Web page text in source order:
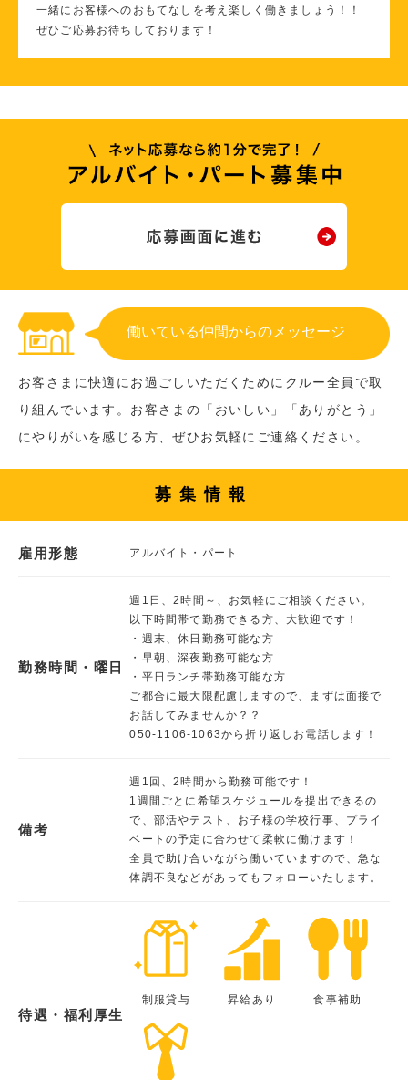
一緒にお客様へのおもてなしを考え楽しく働きましょう！！
ぜひご応募お待ちしております！
働いている仲間からのメッセージ
お客さまに快適にお過ごしいただくためにクルー全員で取
り組んでいます。お客さまの「おいしい」「ありがとう」
にやりがいを感じる方、ぜひお気軽にご連絡ください。
募集情報
雇用形態 アルバイト・パート
勤務時間・曜日
週1日、2時間～、お気軽にご相談ください。
以下時間帯で勤務できる方、大歓迎です！
・週末、休日勤務可能な方
・早朝、深夜勤務可能な方
・平日ランチ帯勤務可能な方
ご都合に最大限配慮しますので、まずは面接で
お話してみませんか？？
050-1106-1063から折り返しお電話します！
備考
週1回、2時間から勤務可能です！
1週間ごとに希望スケジュールを提出できるの
で、部活やテスト、お子様の学校行事、プライ
ベートの予定に合わせて柔軟に働けます！
全員で助け合いながら働いていますので、急な
体調不良などがあってもフォローいたします。
待遇・福利厚生
制服貸与 昇給あり 食事補助